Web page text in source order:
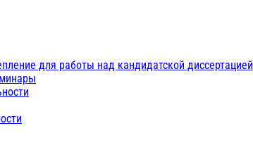
для работы над кандидатской диссертацией